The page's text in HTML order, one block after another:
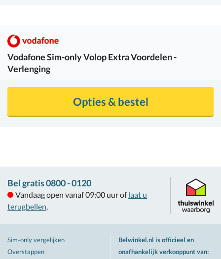
VodafoneSim-only Volop Extra Voordelen -
Verlenging
Opties & bestel
Bel gratis 0800 - 0120
Vandaag open vanaf 09:00 uur of laat u
terugbellen.
Sim-only vergelijken
Overstappen
Belwinkel.nl is officieel en
onafhankelijk verkooppunt van: